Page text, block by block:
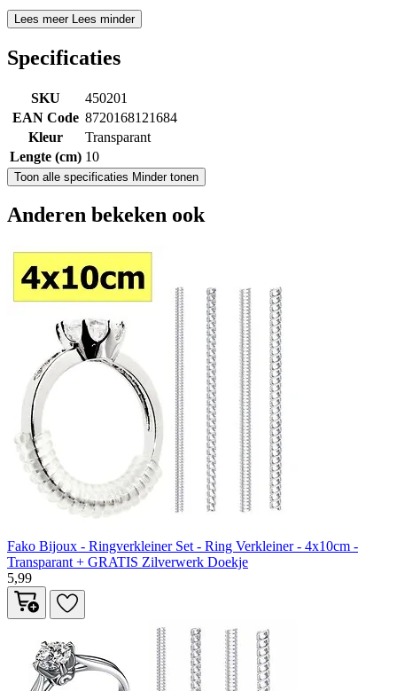
Lees meer Lees minder
Specificaties
SKU
450201
EAN Code 8720168121684
Kleur
Transparant
Lengte (cm) 10
Toon alle specificaties Minder tonen
Anderen bekeken ook
Fako Bijoux - Ringverkleiner Set - Ring Verkleiner - 4x10cm -
Transparant + GRATIS Zilverwerk Doekje
5,99